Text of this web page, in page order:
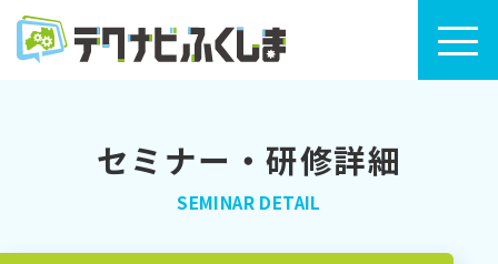
トップページ
セミナー・研修詳細